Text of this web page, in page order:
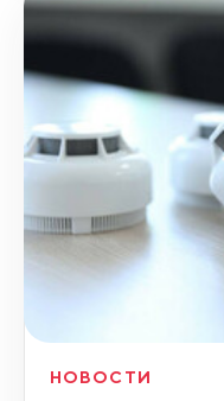
НОВОСТИ